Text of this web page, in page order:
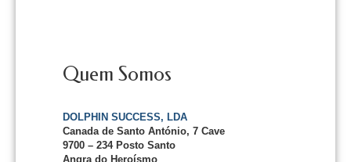
Quem Somos
DOLPHIN SUCCESS, LDA
Canada de Santo António, 7 Cave
9700 – 234 Posto Santo
Angra do Heroísmo